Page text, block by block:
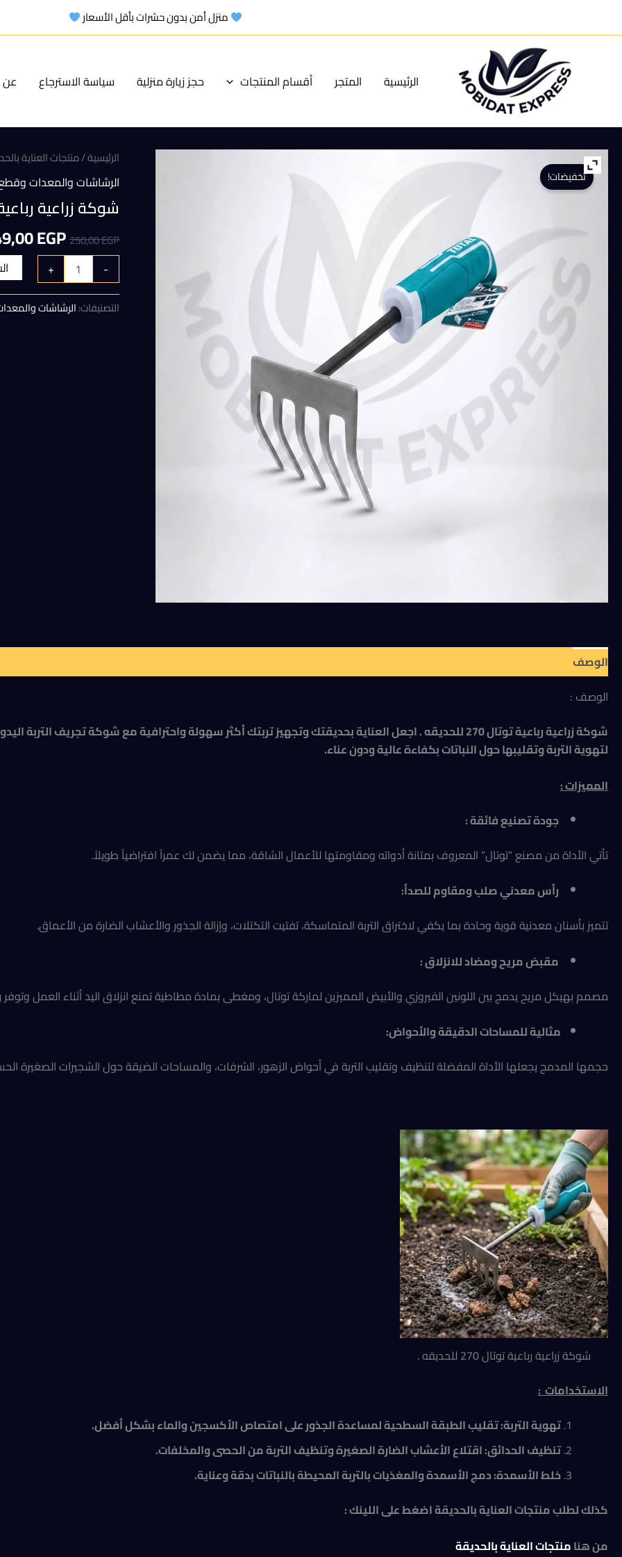
منزل أمن بدون حشرات بأقل الأسعار
الرئيسية المتجر أقسام المنتجات حجز زيارة منزلية سياسة الاسترجاع عن
تخفيضات!
الرئيسية/منتجات العناية
الرشاشات والمعدات وقطع
شوكة زراعية رباعية توتال
250,00EGP
السعر
الأصلي
هو:
250,00 EGP.
EGP
-
+
التصنيفات:الرشاشات
الوصف
الوصف :
لتهوية التربة وتقليبها حول النباتات بكفاءة عالية ودون عناء.
المميزات :
جودة تصنيع فائقة :
تأتي الأداة من مصنع “توتال” المعروف بمتانة أدواته ومقاومتها للأعمال الشاقة، مما يضمن لك عمراً افتراضياً طويلاً.
رأس معدني صلب ومقاوم للصدأ:
تتميز بأسنان معدنية قوية وحادة بما يكفي لاختراق التربة المتماسكة، تفتيت التكتلات، وإزالة الجذور والأعشاب الضارة من الأعماق.
مقبض مريح ومضاد للانزلاق :
مصمم بهيكل مريح يدمج بين اللونين الفيروزي والأبيض المميزين لماركة توتال، ومغطى بمادة مطاطية تمنع انزلاق اليد أثناء العمل
مثالية للمساحات الدقيقة والأحواض:
حجمها المدمج يجعلها الأداة المفضلة لتنظيف وتقليب التربة في أحواض الزهور، الشرفات، والمساحات الضيقة حول الشجيرات الصغيرة
شوكة زراعية رباعية توتال 270 للحديقه .
الاستخدامات :
تهوية التربة: تقليب الطبقة السطحية لمساعدة الجذور على امتصاص الأكسجين والماء بشكل أفضل.
تنظيف الحدائق: اقتلاع الأعشاب الضارة الصغيرة وتنظيف التربة من الحصى والمخلفات.
خلط الأسمدة: دمج الأسمدة والمغذيات بالتربة المحيطة بالنباتات بدقة وعناية.
كذلك لطلب منتجات العناية بالحديقة اضغط على اللينك :
من هنامنتجات العناية بالحديقة